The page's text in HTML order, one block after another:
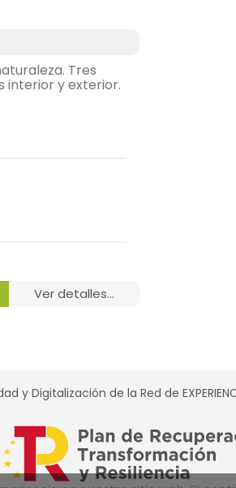
Tres
interior y exterior.
ver detalles...
y Digitalización de la Red de